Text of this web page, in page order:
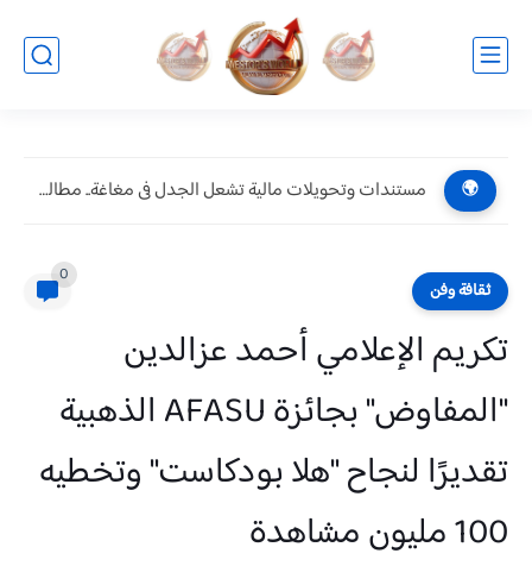
🌍 مستندات وتحويلات مالية تشعل الجدل فى مغاغة.. مطالبات بالتحقيق فى...
ثقافة وفن
0
تكريم الإعلامي أحمد عزالدين
"المفاوض" بجائزة AFASU الذهبية
تقديرًا لنجاح "هلا بودكاست" وتخطيه
100 مليون مشاهدة